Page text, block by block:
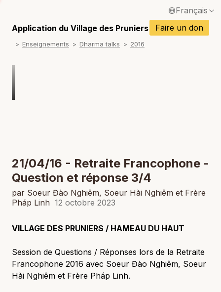
Français
English / Anglais
Español / Espagnol
Application du Village des Pruniers Faire un don
Enseignements Dharma talks 2016
21/04/16 - Retraite Francophone -
Question et réponse 3/4
par Soeur Đào Nghiêm, Soeur Hài Nghiêm et Frère
Pháp Linh 12 octobre 2023
VILLAGE DES PRUNIERS / HAMEAU DU HAUT
Session de Questions / Réponses lors de la Retraite
Francophone 2016 avec Soeur Đào Nghiêm, Soeur
Hài Nghiêm et Frère Pháp Linh.